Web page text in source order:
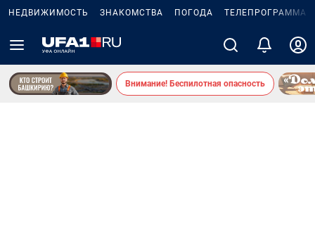
НЕДВИЖИМОСТЬ ЗНАКОМСТВА ПОГОДА ТЕЛЕПРОГРАММА
Внимание! Беспилотная опасность